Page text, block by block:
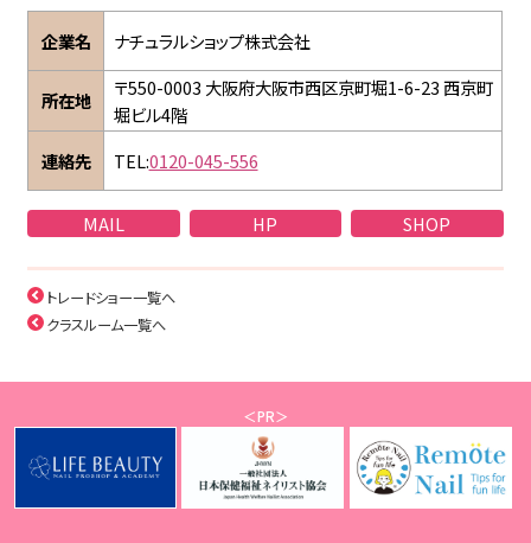
企業名 ナチュラルショップ株式会社
所在地
〒550-0003 大阪府大阪市西区京町堀1-6-23 西京町
堀ビル4階
連絡先
TEL:0120-045-556
MAIL HP SHOP
トレードショー一覧へ
クラスルーム一覧へ
＜PR＞